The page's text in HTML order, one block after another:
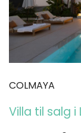
COLMAYA
Villa til salg